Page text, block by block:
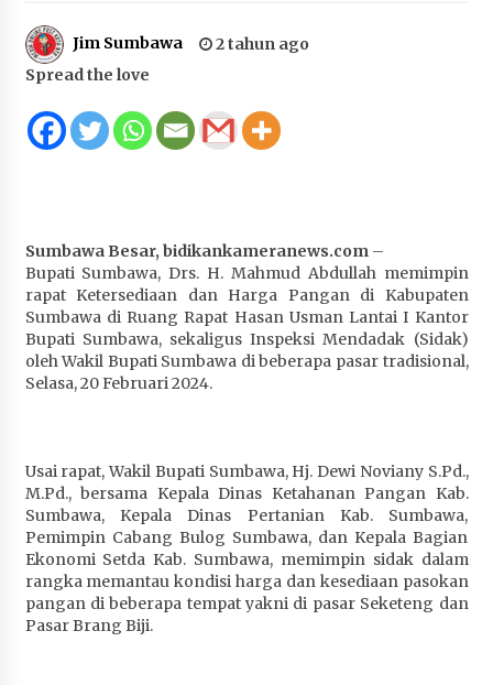
Anggota Satlantas Polres Sumbawa, Briptu
Juanda, Edukasi Masyarakat dalam Mengurus
Administrasi Kendaraan Berupa SIM
HUT ke-46 Dekranas di Makassar, di Hadapan
Bupati H. Jarot : Demi Keberlanjutan Pelayanan,
Perumdam Batulanteh Akan Lakukan
Penyesuaian Tarif Air Minum
4 minggu ago
Prestasi Nasional, Polwan Polres Sumbawa
Sekretaris Bapperida, Dwi Rahayu, ST,. MM,.
Pimpin Rakor Aksi Konvergensi Percepatan
Penurunan Stunting di Sumbawa
4 minggu ago
Wabup Ansori Apresiasi Rekomendasi dan
Pandangan Fraksi – Fraksi DPRD Sumbawa
Jim Sumbawa
2 tahun ago
Spread the love
Sumbawa Besar, bidikankameranews.com–
Bupati Sumbawa, Drs. H. Mahmud Abdullah memimpin
rapat Ketersediaan dan Harga Pangan di Kabupaten
Sumbawa di Ruang Rapat Hasan Usman Lantai I Kantor
Bupati Sumbawa, sekaligus Inspeksi Mendadak (Sidak)
oleh Wakil Bupati Sumbawa di beberapa pasar tradisional,
Selasa, 20 Februari 2024.
Usai rapat, Wakil Bupati Sumbawa, Hj. Dewi Noviany S.Pd.,
M.Pd., bersama Kepala Dinas Ketahanan Pangan Kab.
Sumbawa, Kepala Dinas Pertanian Kab. Sumbawa,
Pemimpin Cabang Bulog Sumbawa, dan Kepala Bagian
Ekonomi Setda Kab. Sumbawa, memimpin sidak dalam
rangka memantau kondisi harga dan kesediaan pasokan
pangan di beberapa tempat yakni di pasar Seketeng dan
Pasar Brang Biji.